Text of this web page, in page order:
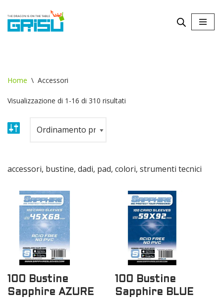
Vai
Home \ Accessori
Visualizzazione di 1-16 di 310 risultati
accessori, bustine, dadi, pad, colori, strumenti tecnici
100 Bustine
Sapphire AZURE
100 Bustine
Sapphire BLUE